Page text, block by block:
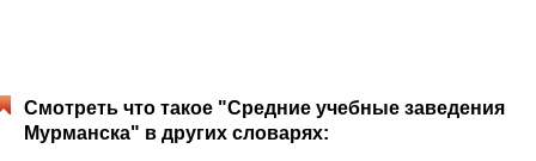
Смотреть что такое "Средние учебные заведения
Мурманска" в других словарях: